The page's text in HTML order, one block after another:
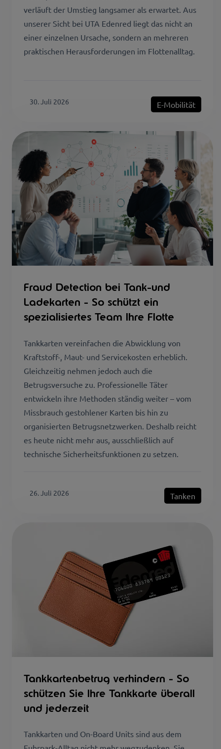
verläuft der Umstieg langsamer als erwartet. Aus
unserer Sicht bei UTA Edenred liegt das nicht an
einer einzelnen Ursache, sondern an mehreren
praktischen Herausforderungen im Flottenalltag.
30. Juli 2026 E-Mobilität
Fraud Detection bei Tank-und
Ladekarten - So schützt ein
spezialisiertes Team Ihre Flotte
Tankkarten vereinfachen die Abwicklung von
Kraftstoff-, Maut- und Servicekosten erheblich.
Gleichzeitig nehmen jedoch auch die
Betrugsversuche zu. Professionelle Täter
entwickeln ihre Methoden ständig weiter – vom
Missbrauch gestohlener Karten bis hin zu
organisierten Betrugsnetzwerken. Deshalb reicht
es heute nicht mehr aus, ausschließlich auf
technische Sicherheitsfunktionen zu setzen.
26. Juli 2026 Tanken
Tankkartenbetrug verhindern - So
schützen Sie Ihre Tankkarte überall
und jederzeit
Tankkarten und On-Board Units sind aus dem